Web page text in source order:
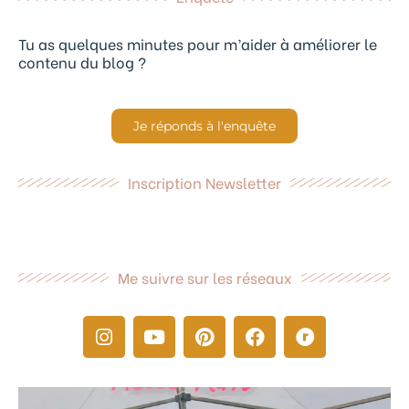
Tu as quelques minutes pour m’aider à améliorer le
contenu du blog ?
Je réponds à l'enquête
Inscription Newsletter
Me suivre sur les réseaux
I
n
s
t
Y
o
u
t
u
P
i
n
t
e
F
a
c
e
b
R
a
v
e